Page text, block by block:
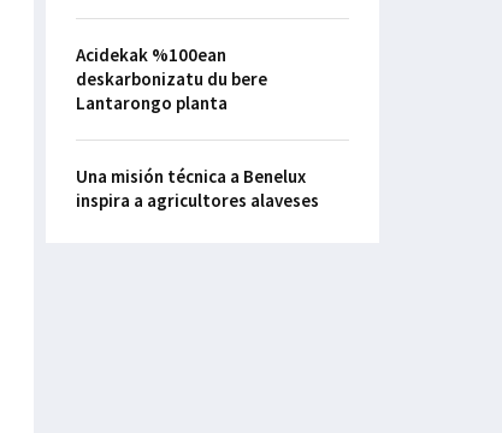
Acidekak %100ean
deskarbonizatu du bere
Lantarongo planta
Una misión técnica a Benelux
inspira a agricultores alaveses